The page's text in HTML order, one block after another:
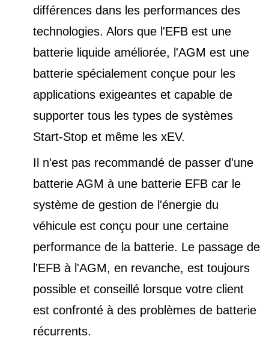
différences dans les performances des
technologies. Alors que l'EFB est une
batterie liquide améliorée, l'AGM est une
batterie spécialement conçue pour les
applications exigeantes et capable de
supporter tous les types de systèmes
Start-Stop et même les xEV.
Il n'est pas recommandé de passer d'une
batterie AGM à une batterie EFB car le
système de gestion de l'énergie du
véhicule est conçu pour une certaine
performance de la batterie. Le passage de
l'EFB à l'AGM, en revanche, est toujours
possible et conseillé lorsque votre client
est confronté à des problèmes de batterie
récurrents.